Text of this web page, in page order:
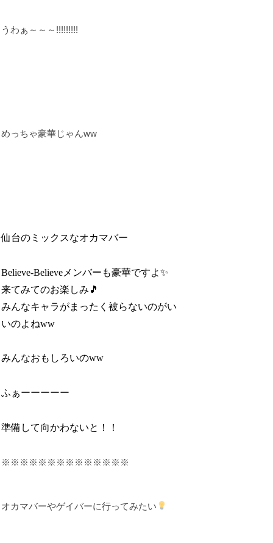
うわぁ～～～!!!!!!!!!
めっちゃ豪華じゃんww
仙台のミックスなオカマバー
Believe-Believeメンバーも豪華ですよ✨
来てみてのお楽しみ🎵
みんなキャラがまったく被らないのがい
いのよねww
みんなおもしろいのww
ふぁーーーーー
準備して向かわないと！！
※※※※※※※※※※※※※※
オカマバーやゲイバーに行ってみたい